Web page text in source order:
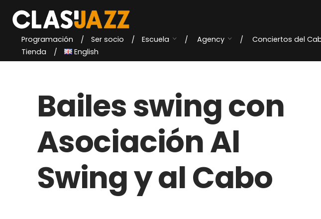
content
Programación Ser socio Escuela Agency Conciertos del
Tienda
English
Bailes swing con
Asociación Al
Swing y al Cabo